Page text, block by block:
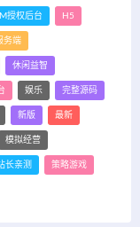
授权后台 H5
务端
休闲益智
娱乐 完整源码
新版 最新
模拟经营
长亲测 策略游戏